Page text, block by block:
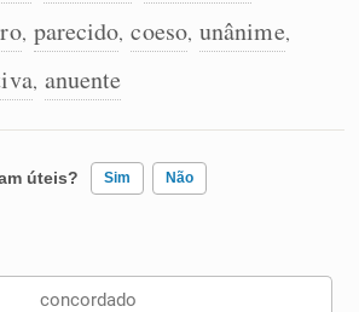
, parecido, coeso, unânime,
, anuente
úteis? Sim Não
apresentados me ajudou
concordado